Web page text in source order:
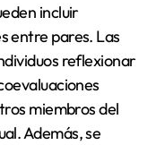
incluir
entre pares. Las
reflexionar
miembros del
Además, se